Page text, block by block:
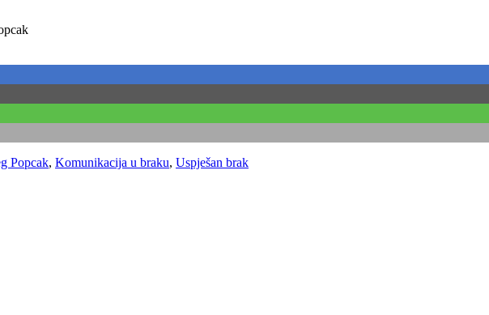
Popcak, Komunikacija u braku, Uspješan brak